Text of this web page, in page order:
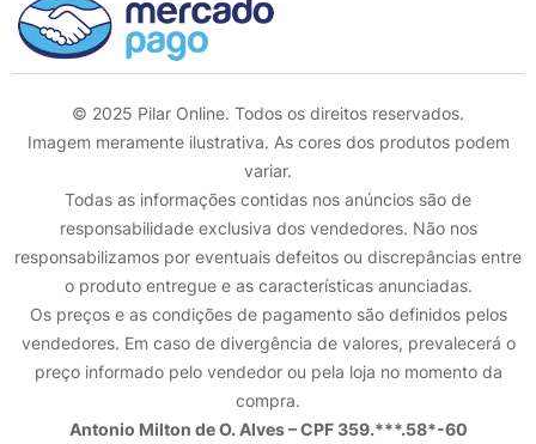
© 2025 Pilar Online. Todos os direitos reservados.
Imagem meramente ilustrativa. As cores dos produtos podem
variar.
Todas as informações contidas nos anúncios são de
responsabilidade exclusiva dos vendedores. Não nos
responsabilizamos por eventuais defeitos ou discrepâncias entre
o produto entregue e as características anunciadas.
Os preços e as condições de pagamento são definidos pelos
vendedores. Em caso de divergência de valores, prevalecerá o
preço informado pelo vendedor ou pela loja no momento da
compra.
Antonio Milton de O. Alves – CPF 359.***.58*-60